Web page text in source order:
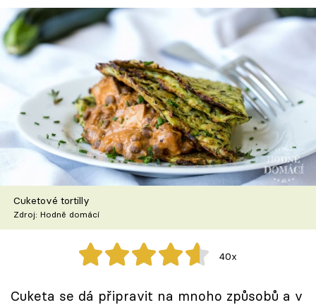
Témata
Recepty
Články
TV Program
Škola vaření
Recepty z TV
Speciál: Cuketa
Těhotnej kuchař
Cuketové tortilly
Zdroj: Hodně domácí
40x
Cuketa se dá připravit na mnoho způsobů a v